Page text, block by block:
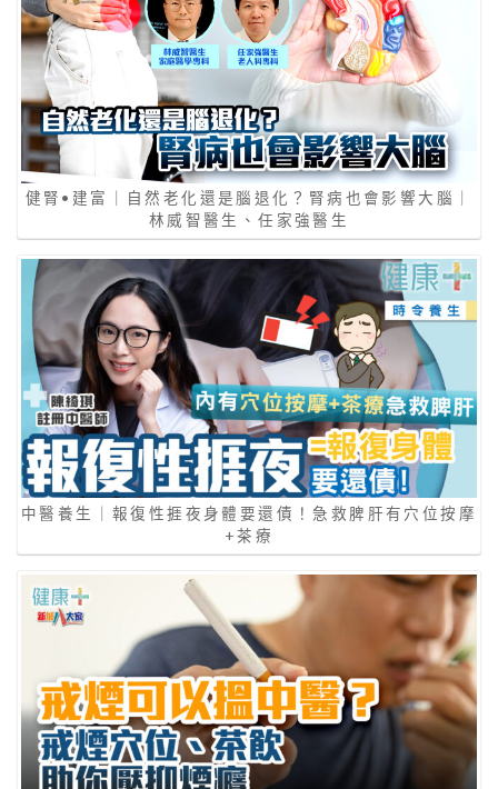
健腎•建富｜自然老化還是腦退化？腎病也會影響大腦｜
林威智醫生、任家強醫生
中醫養生｜報復性捱夜身體要還債！急救脾肝有穴位按摩
+茶療